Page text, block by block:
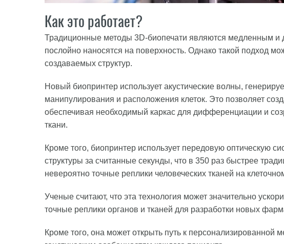
Как это работает?
Традиционные методы 3D-биопечати являются медленным и
послойно наносятся на поверхность. Однако такой подход
создаваемых структур.
Новый биопринтер использует акустические волны,
манипулирования и расположения клеток. Это позволяет
обеспечивая необходимый каркас для дифференциации и
ткани.
Кроме того, биопринтер использует передовую оптическую
структуры за считанные секунды, что в 350 раз быстрее
невероятно точные реплики человеческих тканей на
Ученые считают, что эта технология может значительно
точные реплики органов и тканей для разработки новых
Кроме того, она может открыть путь к персонализированной